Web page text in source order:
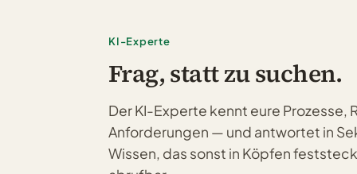
KI-Experte
Frag, statt zu suchen.
Der KI-Experte kennt eure Prozesse,
Anforderungen — und antwortet in
Wissen, das sonst in Köpfen